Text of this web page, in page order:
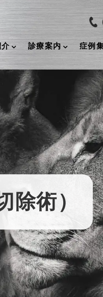
介 診療案内 症例
術）